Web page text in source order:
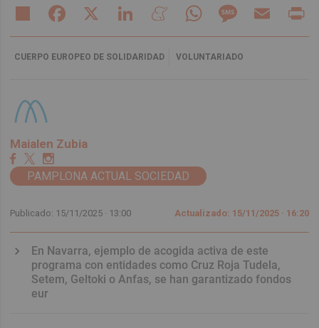
Share Facebook LinkedIn MeneameWhatsAppMessageEmail
CUERPO EUROPEO DE SOLIDARIDAD VOLUNTARIADO
Maialen Zubia
PAMPLONA ACTUAL SOCIEDAD
Publicado: 15/11/2025 · 13:00 Actualizado: 15/11/2025 · 16:20
En Navarra, ejemplo de acogida activa de este
programa con entidades como Cruz Roja Tudela,
Setem, Geltoki o Anfas, se han garantizado fondos
eur